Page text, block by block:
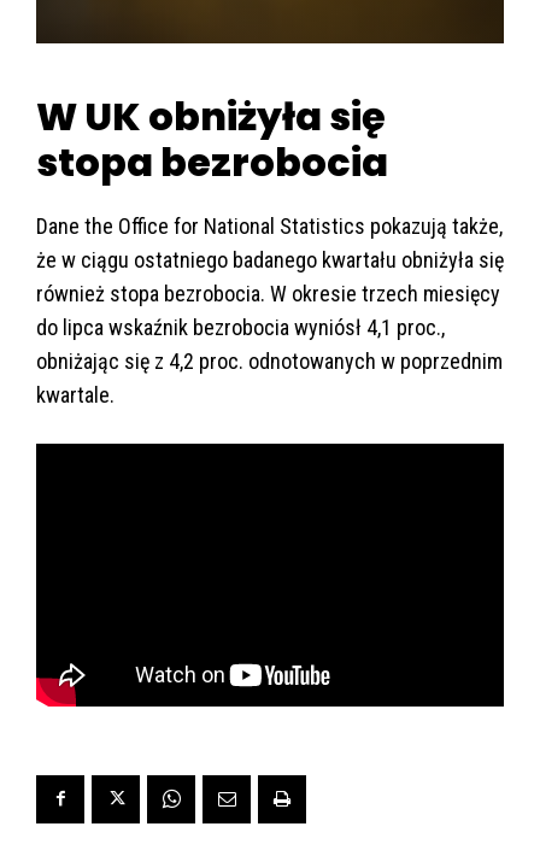
W UK obniżyła się
stopa bezrobocia
Dane the Office for National Statistics pokazują także,
że w ciągu ostatniego badanego kwartału obniżyła się
również stopa bezrobocia. W okresie trzech miesięcy
do lipca wskaźnik bezrobocia wyniósł 4,1 proc.,
obniżając się z 4,2 proc. odnotowanych w poprzednim
kwartale.